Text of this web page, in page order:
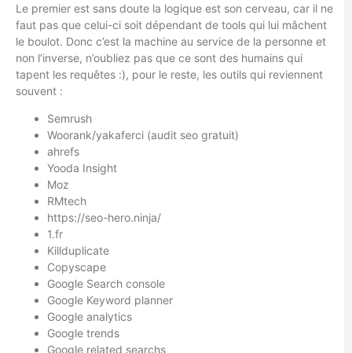
Le premier est sans doute la logique est son cerveau, car il ne
faut pas que celui-ci soit dépendant de tools qui lui mâchent
le boulot. Donc c’est la machine au service de la personne et
non l’inverse, n’oubliez pas que ce sont des humains qui
tapent les requêtes :), pour le reste, les outils qui reviennent
souvent :
Semrush
Woorank/yakaferci (audit seo gratuit)
ahrefs
Yooda Insight
Moz
RMtech
https://seo-hero.ninja/
1.fr
Killduplicate
Copyscape
Google Search console
Google Keyword planner
Google analytics
Google trends
Google related searchs